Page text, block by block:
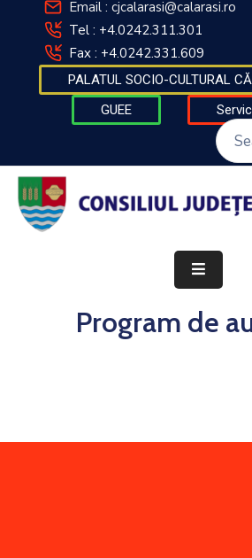
Email : cjcalarasi@calarasi.ro
Tel : +4.0242.311.301
Fax : +4.0242.331.609
PALATUL SOCIO-CULTURAL
GUEE
INSTITUȚIE
INTERES
PUBLIC
MONITORUL
Program de